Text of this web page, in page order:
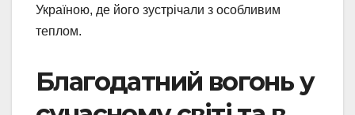
Україною, де його зустрічали з особливим
теплом.
Благодатний вогонь у